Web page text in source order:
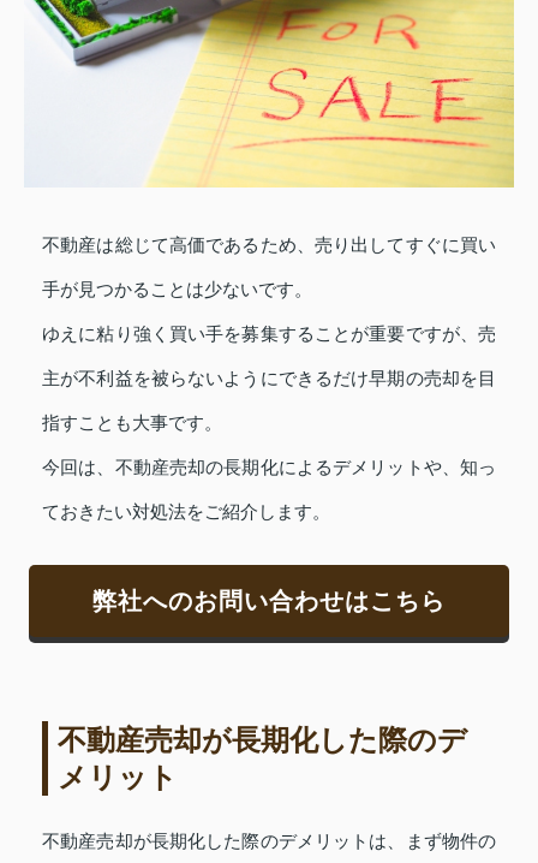
不動産は総じて高価であるため、売り出してすぐに買い
手が見つかることは少ないです。
ゆえに粘り強く買い手を募集することが重要ですが、売
主が不利益を被らないようにできるだけ早期の売却を目
指すことも大事です。
今回は、不動産売却の長期化によるデメリットや、知っ
ておきたい対処法をご紹介します。
弊社へのお問い合わせはこちら
不動産売却が長期化した際のデ
メリット
不動産売却が長期化した際のデメリットは、まず物件の